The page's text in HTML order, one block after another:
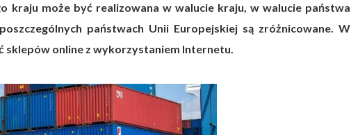
kraju może być realizowana w walucie kraju, w walucie państwa
państwach Unii Europejskiej są zróżnicowane. W
sklepów online z wykorzystaniem Internetu.